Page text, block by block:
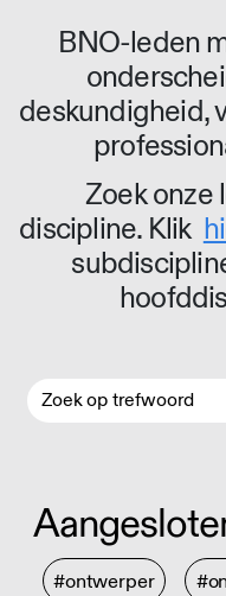
BNO-leden
deskundigheid,
Zoek onze
discipline. Klik
#ontwerper